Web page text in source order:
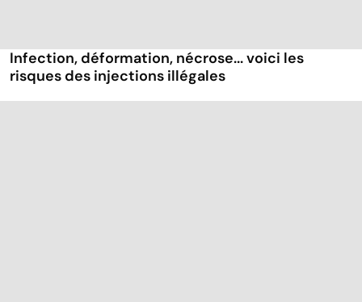
Infection, déformation, nécrose... voici les
risques des injections illégales